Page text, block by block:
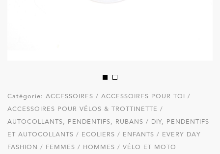
Catégorie: ACCESSOIRES / ACCESSOIRES POUR TOI /
ACCESSOIRES POUR VÉLOS & TROTTINETTE /
AUTOCOLLANTS, PENDENTIFS, RUBANS / DIY, PENDENTIFS
ET AUTOCOLLANTS / ECOLIERS / ENFANTS / EVERY DAY
FASHION / FEMMES / HOMMES / VÉLO ET MOTO